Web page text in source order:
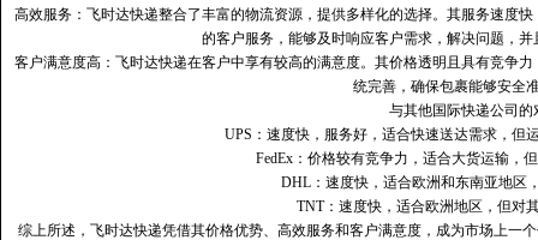
高效服务：飞时达快递整合了丰富的物流资源，提供多样化的选择。其服务速度
的客户服务，能够及时响应客户需求，解决问题，
客户满意度高‌：飞时达快递在客户中享有较高的满意度。其价格透明且具有竞争
统完善，确保包裹能够安全
与其他国际快递公司的
UPS：速度快，服务好，适合快速送达需求，但
FedEx：价格较有竞争力，适合大货运输，
DHL：速度快，适合欧洲和东南亚地区
TNT：速度快，适合欧洲地区，但对
综上所述，飞时达快递凭借其价格优势、高效服务和客户满意度，成为市场上一